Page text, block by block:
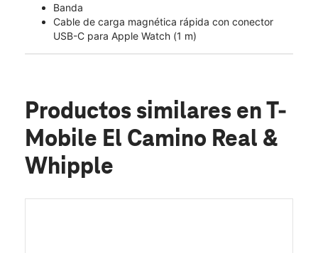
Banda
Cable de carga magnética rápida con conector
USB-C para Apple Watch (1 m)
Productos similares en T-
Mobile El Camino Real &
Whipple